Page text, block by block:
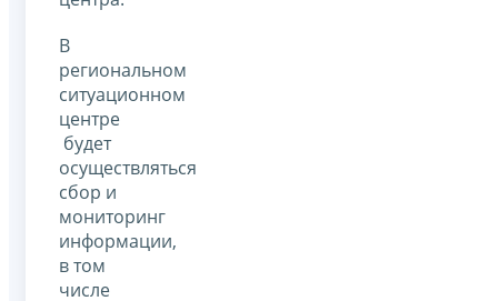
В
региональном
ситуационном
центре
будет
осуществляться
сбор и
мониторинг
информации,
в том
числе